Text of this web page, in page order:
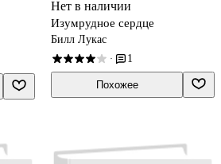
Нет в наличии
Изумрудное сердце
Билл Лукас
· 1
Похожее